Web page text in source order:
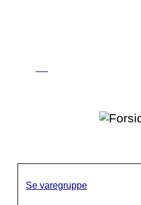
Se varegruppe